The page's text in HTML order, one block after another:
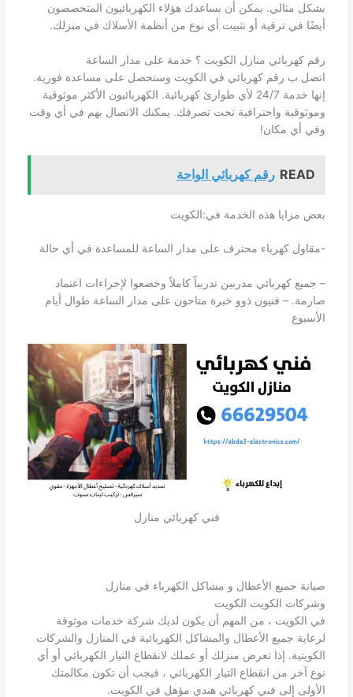
بشكل مثالي. يمكن أن يساعدك هؤلاء الكهربائيون المتخصصون
أيضًا في ترقية أو تثبيت أي نوع من أنظمة الأسلاك في منزلك.
رقم كهربائي منازل الكويت ؟ خدمة على مدار الساعة
اتصل ب رقم كهربائي في الكويت وستحصل على مساعدة فورية.
إنها خدمة 24/7 لأي طوارئ كهربائية. الكهربائيون الأكثر موثوقية
وموثوقية واحترافية تحت تصرفك. يمكنك الاتصال بهم في أي وقت
وفي أي مكان!
READ رقم كهربائي الواحة
بعض مزايا هذه الخدمة في:الكويت
-مقاول كهرباء محترف على مدار الساعة للمساعدة في أي حالة
– جميع كهربائي مدربين تدريباً كاملاً وخضعوا لإجراءات اعتماد
صارمة. – فنيون ذوو خبرة متاحون على مدار الساعة طوال أيام
الأسبوع
فني كهربائي منازل
صيانة جميع الأعطال و مشاكل الكهرباء في منازل
وشركات الكويت الكويت
في الكويت ، من المهم أن يكون لديك شركة خدمات موثوقة
لرعاية جميع الأعطال والمشاكل الكهربائية في المنازل والشركات
الكويتية. إذا تعرض منزلك أو عملك لانقطاع التيار الكهربائي أو أي
نوع آخر من انقطاع التيار الكهربائي ، فيجب أن تكون مكالمتك
الأولى إلى فني كهربائي هندي مؤهل في الكويت.